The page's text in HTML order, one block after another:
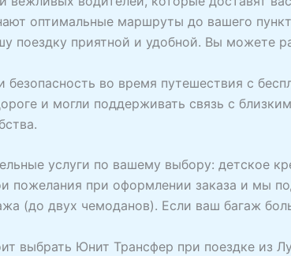
оптимальные маршруты до вашего
поездку приятной и удобной. Вы можете
безопасность во время путешествия с
и могли поддерживать связь с
услуги по вашему выбору: детское
пожелания при оформлении заказа и мы
(до двух чемоданов). Если ваш багаж
выбрать Юнит Трансфер при поездке из